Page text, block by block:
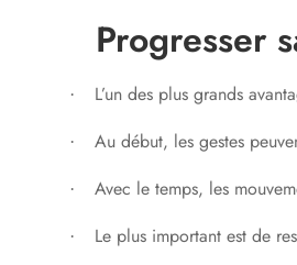
Progresser
· L’un des plus grands
· Au début, les gestes
· Avec le temps, les
· Le plus important est de